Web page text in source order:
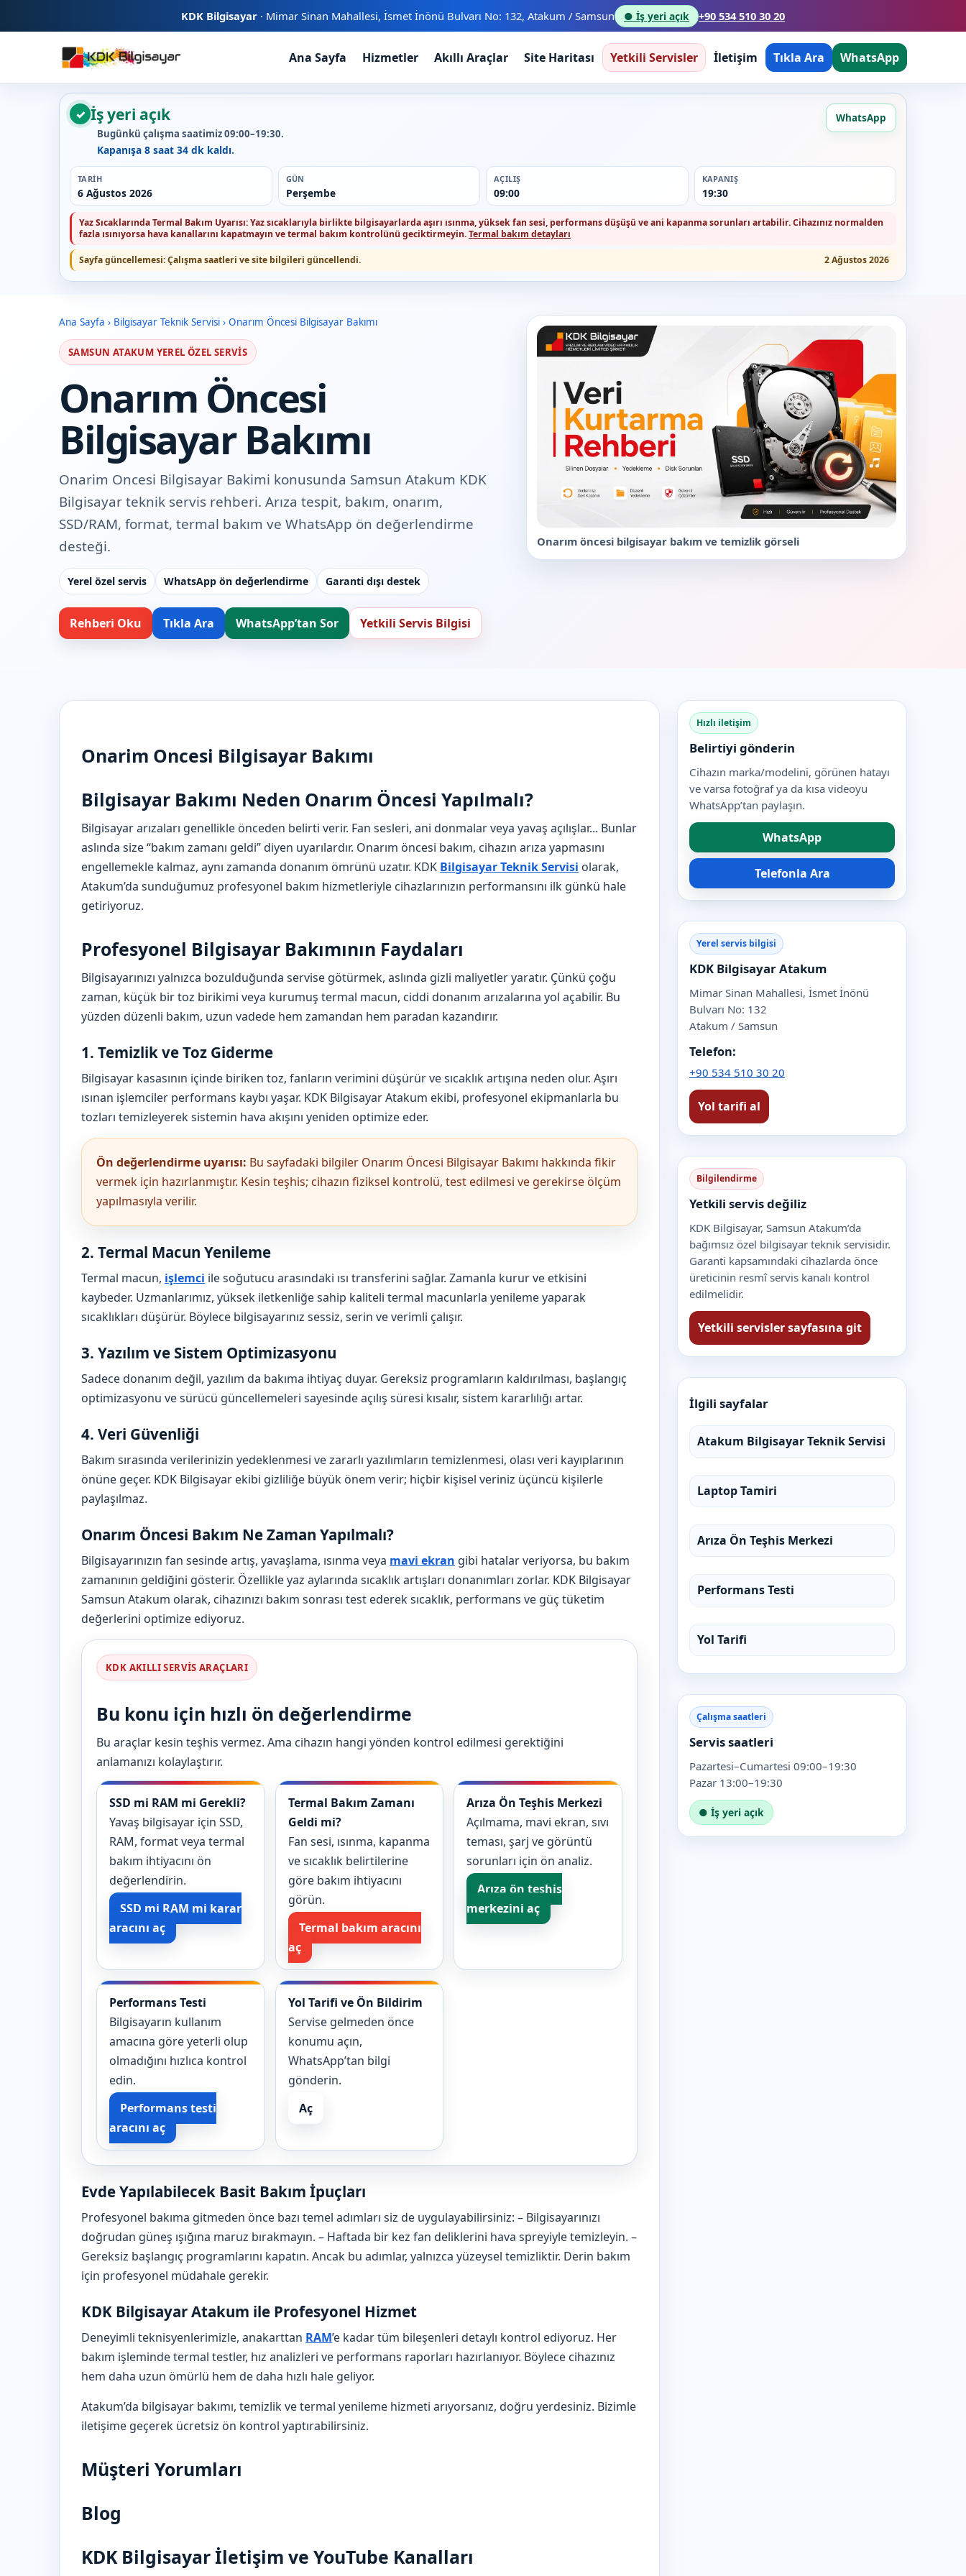
KDK Bilgisayar · Mimar Sinan Mahallesi, İsmet İnönü Bulvarı No: 132, Atakum / Samsun ● İş yeri açık +90 534 510 30 20
Ana Sayfa Hizmetler Akıllı Araçlar Site Haritası Yetkili Servisler İletişim Tıkla Ara WhatsApp
✓ İş yeri açık
Bugünkü çalışma saatimiz 09:00–19:30.
Kapanışa 8 saat 34 dk kaldı.
WhatsApp
TARIH
6 Ağustos 2026
GÜN
Perşembe
AÇILIŞ
09:00
KAPANIŞ
19:30
Yaz Sıcaklarında Termal Bakım Uyarısı:Yaz sıcaklarıyla birlikte bilgisayarlarda aşırı ısınma, yüksek fan sesi, performans düşüşü ve ani kapanma sorunları artabilir. Cihazınız normalden
fazla ısınıyorsa hava kanallarını kapatmayın ve termal bakım kontrolünü geciktirmeyin.Termal bakım detayları
Sayfa güncellemesi:Çalışma saatleri ve site bilgileri güncellendi. 2 Ağustos 2026
Ana Sayfa › Bilgisayar Teknik Servisi › Onarım Öncesi Bilgisayar Bakımı
SAMSUN ATAKUM YEREL ÖZEL SERVIS
Onarım Öncesi
Bilgisayar Bakımı
Onarim Oncesi Bilgisayar Bakimi konusunda Samsun Atakum KDK
Bilgisayar teknik servis rehberi. Arıza tespit, bakım, onarım,
SSD/RAM, format, termal bakım ve WhatsApp ön değerlendirme
desteği.
Yerel özel servis WhatsApp ön değerlendirme Garanti dışı destek
Rehberi Oku Tıkla Ara WhatsApp’tan Sor Yetkili Servis Bilgisi
Onarım öncesi bilgisayar bakım ve temizlik görseli
Onarim Oncesi Bilgisayar Bakımı
Bilgisayar Bakımı Neden Onarım Öncesi Yapılmalı?
Bilgisayar arızaları genellikle önceden belirti verir. Fan sesleri, ani donmalar veya yavaş açılışlar... Bunlar
aslında size “bakım zamanı geldi” diyen uyarılardır. Onarım öncesi bakım, cihazın arıza yapmasını
engellemekle kalmaz, aynı zamanda donanım ömrünü uzatır. KDK Bilgisayar Teknik Servisi olarak,
Atakum’da sunduğumuz profesyonel bakım hizmetleriyle cihazlarınızın performansını ilk günkü hale
getiriyoruz.
Profesyonel Bilgisayar Bakımının Faydaları
Bilgisayarınızı yalnızca bozulduğunda servise götürmek, aslında gizli maliyetler yaratır. Çünkü çoğu
zaman, küçük bir toz birikimi veya kurumuş termal macun, ciddi donanım arızalarına yol açabilir. Bu
yüzden düzenli bakım, uzun vadede hem zamandan hem paradan kazandırır.
1. Temizlik ve Toz Giderme
Bilgisayar kasasının içinde biriken toz, fanların verimini düşürür ve sıcaklık artışına neden olur. Aşırı
ısınan işlemciler performans kaybı yaşar. KDK Bilgisayar Atakum ekibi, profesyonel ekipmanlarla bu
tozları temizleyerek sistemin hava akışını yeniden optimize eder.
Ön değerlendirme uyarısı: Bu sayfadaki bilgiler Onarım Öncesi Bilgisayar Bakımı hakkında fikir
vermek için hazırlanmıştır. Kesin teşhis; cihazın fiziksel kontrolü, test edilmesi ve gerekirse ölçüm
yapılmasıyla verilir.
2. Termal Macun Yenileme
Termal macun, işlemci ile soğutucu arasındaki ısı transferini sağlar. Zamanla kurur ve etkisini
kaybeder. Uzmanlarımız, yüksek iletkenliğe sahip kaliteli termal macunlarla yenileme yaparak
sıcaklıkları düşürür. Böylece bilgisayarınız sessiz, serin ve verimli çalışır.
3. Yazılım ve Sistem Optimizasyonu
Sadece donanım değil, yazılım da bakıma ihtiyaç duyar. Gereksiz programların kaldırılması, başlangıç
optimizasyonu ve sürücü güncellemeleri sayesinde açılış süresi kısalır, sistem kararlılığı artar.
4. Veri Güvenliği
Bakım sırasında verilerinizin yedeklenmesi ve zararlı yazılımların temizlenmesi, olası veri kayıplarının
önüne geçer. KDK Bilgisayar ekibi gizliliğe büyük önem verir; hiçbir kişisel veriniz üçüncü kişilerle
paylaşılmaz.
Onarım Öncesi Bakım Ne Zaman Yapılmalı?
Bilgisayarınızın fan sesinde artış, yavaşlama, ısınma veya mavi ekran gibi hatalar veriyorsa, bu bakım
zamanının geldiğini gösterir. Özellikle yaz aylarında sıcaklık artışları donanımları zorlar. KDK Bilgisayar
Samsun Atakum olarak, cihazınızı bakım sonrası test ederek sıcaklık, performans ve güç tüketim
değerlerini optimize ediyoruz.
KDK AKILLI SERVIS ARAÇLARI
Bu konu için hızlı ön değerlendirme
Bu araçlar kesin teşhis vermez. Ama cihazın hangi yönden kontrol edilmesi gerektiğini
anlamanızı kolaylaştırır.
SSD mi RAM mi Gerekli?
Yavaş bilgisayar için SSD,
RAM, format veya termal
bakım ihtiyacını ön
değerlendirin.
SSD mi RAM mi karar
aracını aç
Termal Bakım Zamanı
Geldi mi?
Fan sesi, ısınma, kapanma
ve sıcaklık belirtilerine
göre bakım ihtiyacını
görün.
Termal bakım aracını
aç
Arıza Ön Teşhis Merkezi
Açılmama, mavi ekran, sıvı
teması, şarj ve görüntü
sorunları için ön analiz.
Arıza ön teşhis
merkezini aç
Performans Testi
Bilgisayarın kullanım
amacına göre yeterli olup
olmadığını hızlıca kontrol
edin.
Performans testi
aracını aç
Yol Tarifi ve Ön Bildirim
Servise gelmeden önce
konumu açın,
WhatsApp’tan bilgi
gönderin.
Aç
Evde Yapılabilecek Basit Bakım İpuçları
Profesyonel bakıma gitmeden önce bazı temel adımları siz de uygulayabilirsiniz: – Bilgisayarınızı
doğrudan güneş ışığına maruz bırakmayın. – Haftada bir kez fan deliklerini hava spreyiyle temizleyin. –
Gereksiz başlangıç programlarını kapatın. Ancak bu adımlar, yalnızca yüzeysel temizliktir. Derin bakım
için profesyonel müdahale gerekir.
KDK Bilgisayar Atakum ile Profesyonel Hizmet
Deneyimli teknisyenlerimizle, anakarttan RAM’e kadar tüm bileşenleri detaylı kontrol ediyoruz. Her
bakım işleminde termal testler, hız analizleri ve performans raporları hazırlanıyor. Böylece cihazınız
hem daha uzun ömürlü hem de daha hızlı hale geliyor.
Atakum’da bilgisayar bakımı, temizlik ve termal yenileme hizmeti arıyorsanız, doğru yerdesiniz. Bizimle
iletişime geçerek ücretsiz ön kontrol yaptırabilirsiniz.
Müşteri Yorumları
Blog
KDK Bilgisayar İletişim ve YouTube Kanalları
Hızlı iletişim
Belirtiyi gönderin
Cihazın marka/modelini, görünen hatayı
ve varsa fotoğraf ya da kısa videoyu
WhatsApp’tan paylaşın.
WhatsApp
Telefonla Ara
Yerel servis bilgisi
KDK Bilgisayar Atakum
Mimar Sinan Mahallesi, İsmet İnönü
Bulvarı No: 132
Atakum / Samsun
Telefon:
+90 534 510 30 20
Yol tarifi al
Bilgilendirme
Yetkili servis değiliz
KDK Bilgisayar, Samsun Atakum’da
bağımsız özel bilgisayar teknik servisidir.
Garanti kapsamındaki cihazlarda önce
üreticinin resmî servis kanalı kontrol
edilmelidir.
Yetkili servisler sayfasına git
İlgili sayfalar
Atakum Bilgisayar Teknik Servisi
Laptop Tamiri
Arıza Ön Teşhis Merkezi
Performans Testi
Yol Tarifi
Çalışma saatleri
Servis saatleri
Pazartesi–Cumartesi 09:00–19:30
Pazar 13:00–19:30
● İş yeri açık